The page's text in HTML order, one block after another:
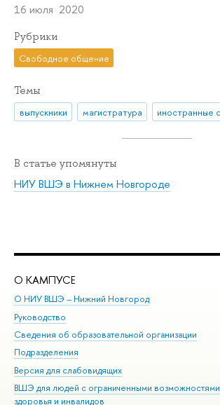
16 июля 2020
Рубрики
Свободное общение
Темы
выпускники магистратура иностранные
В статье упомянуты
НИУ ВШЭ в Нижнем Новгороде
О КАМПУСЕ
О НИУ ВШЭ – Нижний Новгород
Руководство
Сведения об образовательной организации
Подразделения
Версия для слабовидящих
ВШЭ для людей с ограниченными возможностями
здоровья и инвалидов